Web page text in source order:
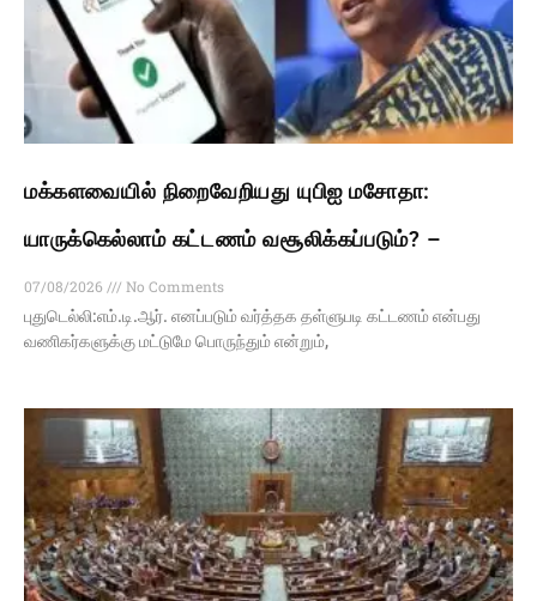
மக்களவையில் நிறைவேறியது யுபிஐ மசோதா:
யாருக்கெல்லாம் கட்டணம் வசூலிக்கப்படும்? –
07/08/2026
No Comments
புதுடெல்லி:எம்.டி.ஆர். எனப்படும் வர்த்தக தள்ளுபடி கட்டணம் என்பது
வணிகர்களுக்கு மட்டுமே பொருந்தும் என்றும்,